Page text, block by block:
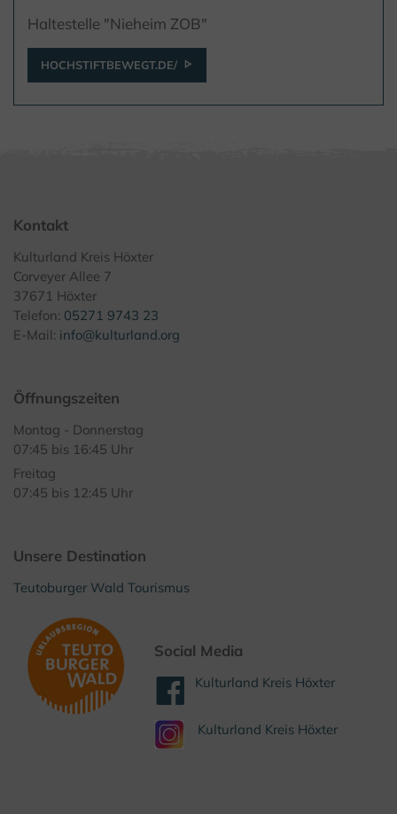
Haltestelle "Nieheim ZOB"
HOCHSTIFTBEWEGT.DE/
Kontakt
Kulturland Kreis Höxter
Corveyer Allee 7
37671 Höxter
Telefon: 05271 9743 23
E-Mail: info@kulturland.org
Öffnungszeiten
Montag - Donnerstag
07:45 bis 16:45 Uhr
Freitag
07:45 bis 12:45 Uhr
Unsere Destination
Teutoburger Wald Tourismus
Social Media
Kulturland Kreis Höxter
Kulturland Kreis Höxter